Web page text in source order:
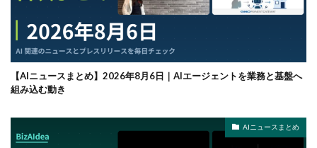
【AIニュースまとめ】2026年8月6日｜AIエージェントを業務と基盤へ
組み込む動き
AIニュースまとめ